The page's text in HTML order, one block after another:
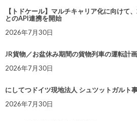
【トドケール】マルチキャリア化に向けて
とのAPI連携を開始
2026年7月30日
JR貨物／お盆休み期間の貨物列車の運転計
2026年7月30日
にしてつドイツ現地法人 シュツットガルト
2026年7月30日